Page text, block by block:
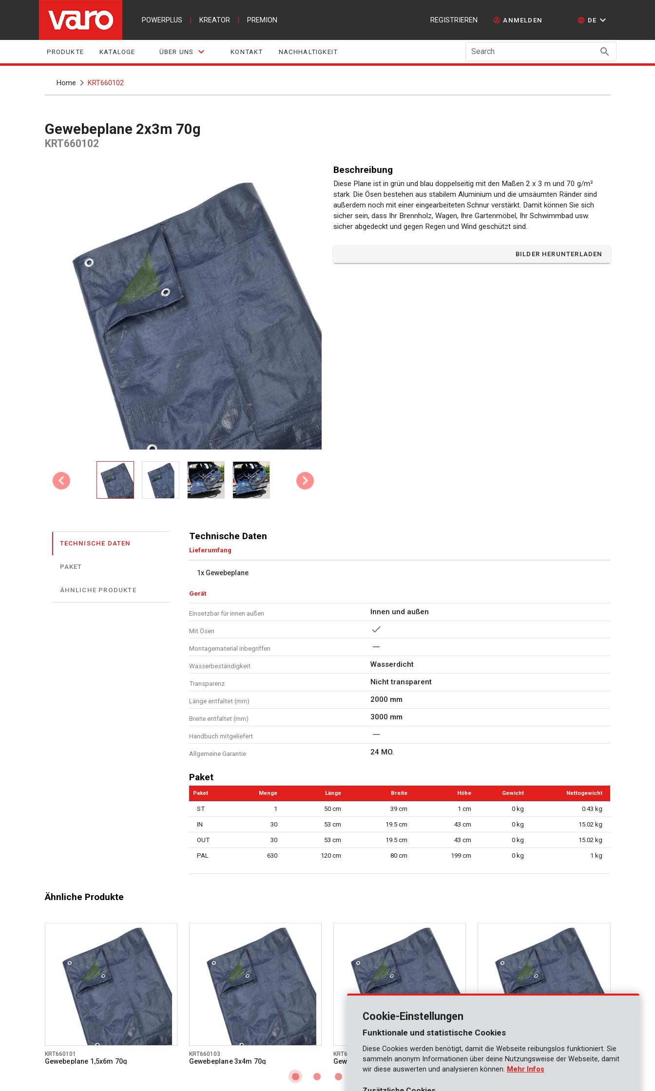
POWERPLUS KREATOR PREMION REGISTRIEREN ANMELDEN DE
PRODUKTE KATALOGE ÜBER UNS KONTAKT NACHHALTIGKEIT Search
Home KRT660102
Gewebeplane 2x3m 70g
KRT660102
Beschreibung
Diese Plane ist in grün und blau doppelseitig mit den Maßen 2 x 3 m und 70 g/m²
stark. Die Ösen bestehen aus stabilem Aluminium und die umsäumten Ränder sind
außerdem noch mit einer eingearbeiteten Schnur verstärkt. Damit können Sie sich
sicher sein, dass Ihr Brennholz, Wagen, Ihre Gartenmöbel, Ihr Schwimmbad usw.
sicher abgedeckt und gegen Regen und Wind geschützt sind.
BILDER HERUNTERLADEN
TECHNISCHE DATEN
PAKET
ÄHNLICHE PRODUKTE
Technische Daten
Lieferumfang
1x Gewebeplane
Gerät
Einsetzbar für innen außen Innen und außen
Mit Ösen
Montagematerial inbegriffen
Wasserbeständigkeit Wasserdicht
Transparenz Nicht transparent
Länge entfaltet (mm) 2000 mm
Breite entfaltet (mm) 3000 mm
Handbuch mitgeliefert
Allgemeine Garantie 24 MO.
Paket
Paket Menge Länge Breite Höhe Gewicht Nettogewicht
ST 1 50 cm 39 cm 1 cm 0 kg 0.43 kg
IN 30 53 cm 19.5 cm 43 cm 0 kg 15.02 kg
OUT 30 53 cm 19.5 cm 43 cm 0 kg 15.02 kg
PAL 630 120 cm 80 cm 199 cm 0 kg 1 kg
Ähnliche Produkte
KRT660101
Gewebeplane 1,5x6m 70g
KRT660103
Gewebeplane 3x4m 70g
KRT660104
Gewebeplane 4x5m 70g Gewebeplane 4x6m 70g
Cookie-Einstellungen
Funktionale und statistische Cookies
Diese Cookies werden benötigt, damit die Webseite reibungslos funktioniert. Sie
sammeln anonym Informationen über deine Nutzungsweise der Webseite, damit
wir diese auswerten und analysieren können. Mehr Infos